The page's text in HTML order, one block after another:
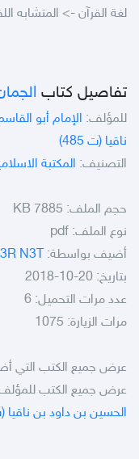
لغة القرآن -> المتشابه
تفاصيل كتاب
للمؤلف: الإمام أبو
ناقيا (ت 485)
التصنيف: المكتبة
حجم الملف: 7885 KB
نوع الملف: pdf
أضيف بواسطة: N3T
بتاريخ: 20-10-2018
عدد مرات التحميل: 6
مرات الزيارة: 1075
عرض جميع الكتب التي
عرض جميع الكتب
الحسين بن داود بن ناقيا (ت